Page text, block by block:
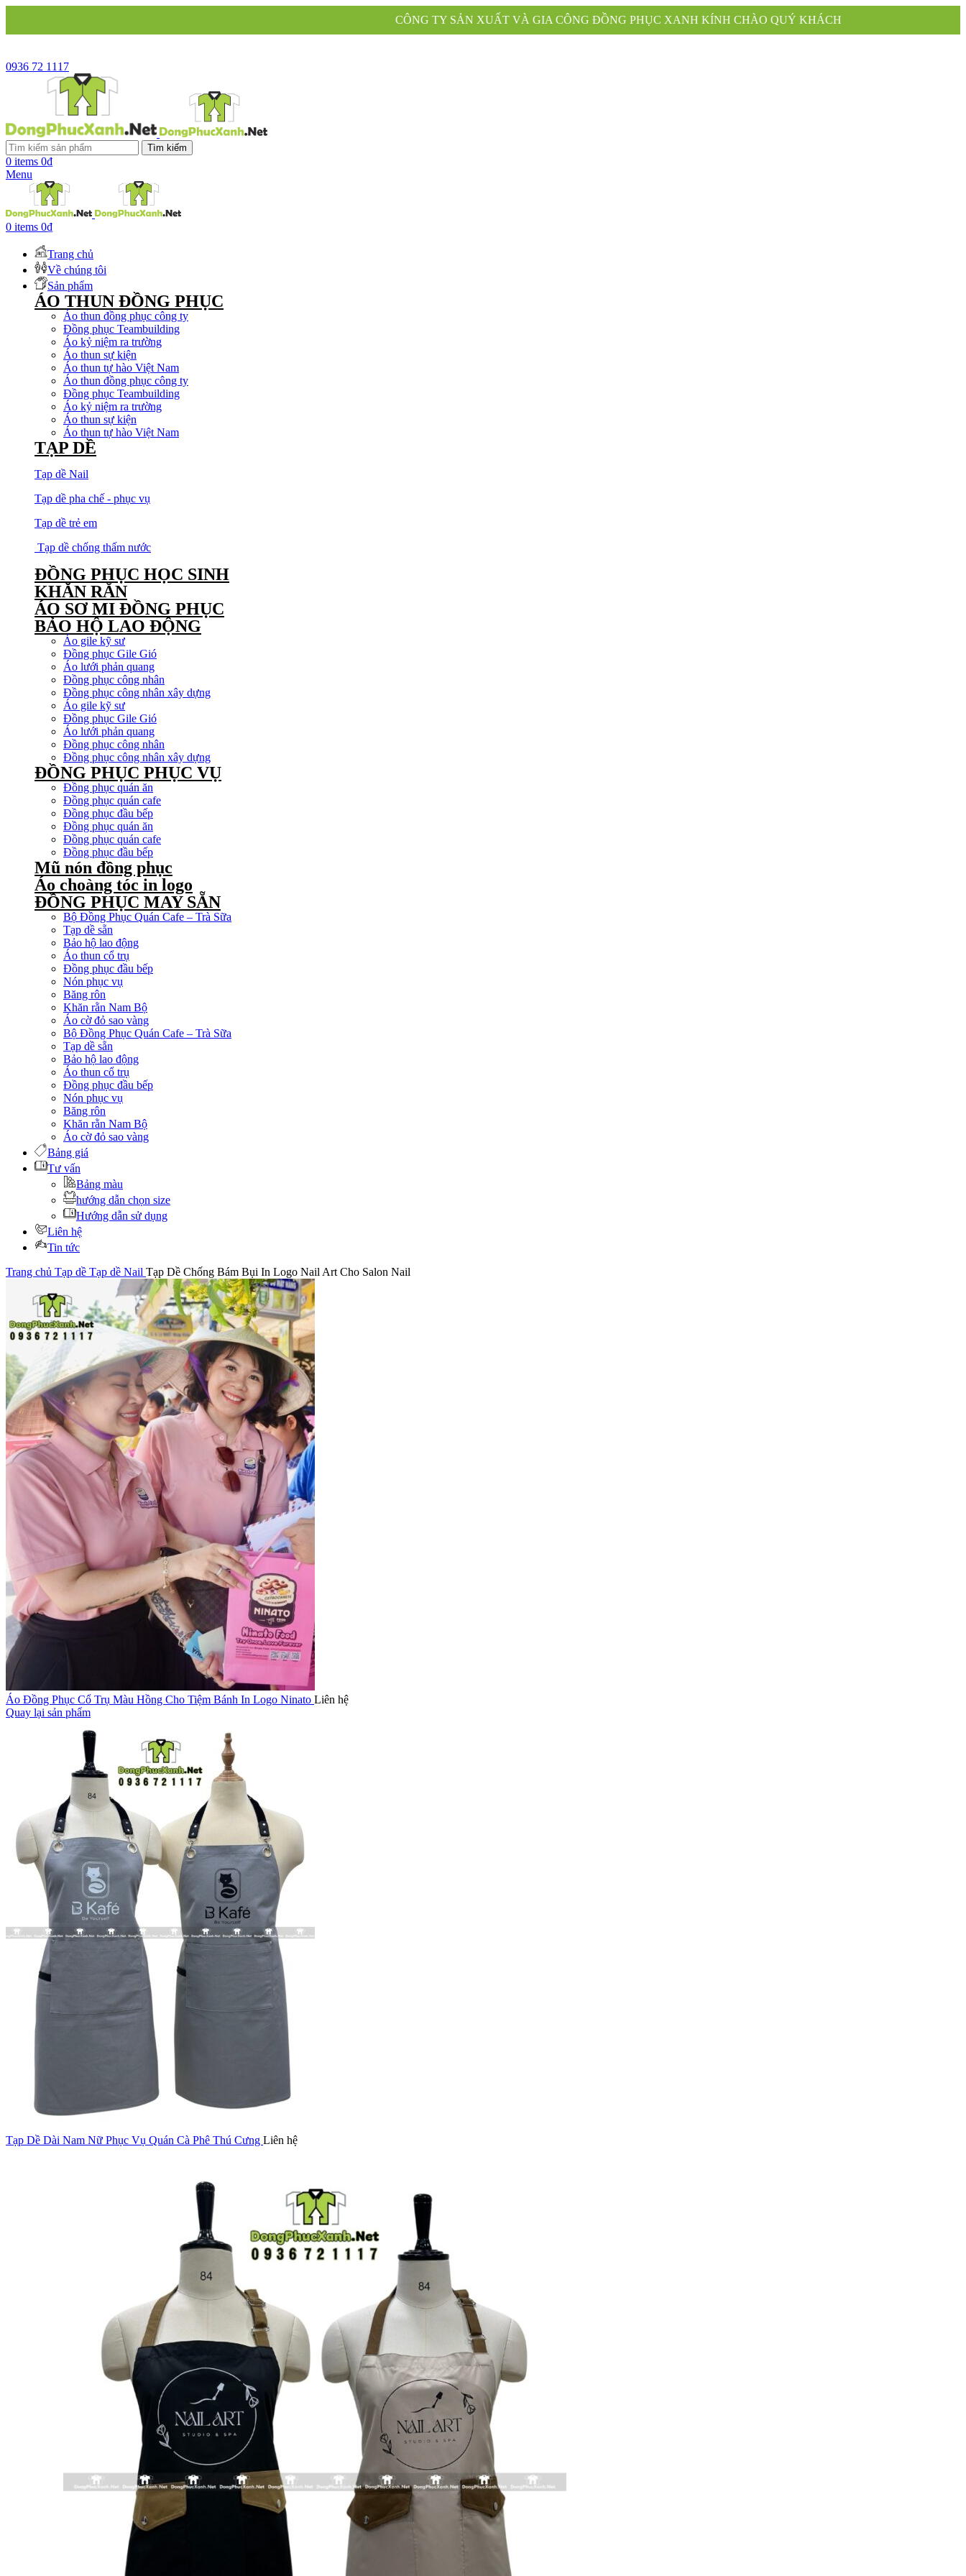
CÔNG TY SẢN XUẤT VÀ GIA CÔNG ĐỒNG PHỤC XANH KÍNH CHÀO QUÝ KHÁCH
0936 72 1117
Tìm kiếm
0 items 0₫
Menu
0 items 0₫
Trang chủ
Về chúng tôi
Sản phẩm
ÁO THUN ĐỒNG PHỤC
Áo thun đồng phục công ty
Đồng phục Teambuilding
Áo kỷ niệm ra trường
Áo thun sự kiện
Áo thun tự hào Việt Nam
Áo thun đồng phục công ty
Đồng phục Teambuilding
Áo kỷ niệm ra trường
Áo thun sự kiện
Áo thun tự hào Việt Nam
TẠP DỀ
Tạp dề Nail
Tạp dề pha chế - phục vụ
Tạp dề trẻ em
Tạp dề chống thấm nước
ĐỒNG PHỤC HỌC SINH
KHĂN RẰN
ÁO SƠ MI ĐỒNG PHỤC
BẢO HỘ LAO ĐỘNG
Áo gile kỹ sư
Đồng phục Gile Gió
Áo lưới phản quang
Đồng phục công nhân
Đồng phục công nhân xây dựng
Áo gile kỹ sư
Đồng phục Gile Gió
Áo lưới phản quang
Đồng phục công nhân
Đồng phục công nhân xây dựng
ĐỒNG PHỤC PHỤC VỤ
Đồng phục quán ăn
Đồng phục quán cafe
Đồng phục đầu bếp
Đồng phục quán ăn
Đồng phục quán cafe
Đồng phục đầu bếp
Mũ nón đồng phục
Áo choàng tóc in logo
ĐỒNG PHỤC MAY SẴN
Bộ Đồng Phục Quán Cafe – Trà Sữa
Tạp dề sẵn
Bảo hộ lao động
Áo thun cổ trụ
Đồng phục đầu bếp
Nón phục vụ
Băng rôn
Khăn rằn Nam Bộ
Áo cờ đỏ sao vàng
Bộ Đồng Phục Quán Cafe – Trà Sữa
Tạp dề sẵn
Bảo hộ lao động
Áo thun cổ trụ
Đồng phục đầu bếp
Nón phục vụ
Băng rôn
Khăn rằn Nam Bộ
Áo cờ đỏ sao vàng
Bảng giá
Tư vấn
Bảng màu
hướng dẫn chọn size
Hướng dẫn sử dụng
Liên hệ
Tin tức
Trang chủ Tạp dề Tạp dề Nail Tạp Dề Chống Bám Bụi In Logo Nail Art Cho Salon Nail
Áo Đồng Phục Cổ Trụ Màu Hồng Cho Tiệm Bánh In Logo Ninato Liên hệ
Quay lại sản phẩm
Tạp Dề Dài Nam Nữ Phục Vụ Quán Cà Phê Thú Cưng Liên hệ